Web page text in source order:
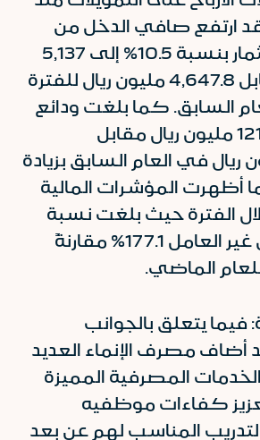
2020، فقد ارتفع صافي الدخل من
التمويل والاستثمار بنسبة 10.5% إلى 5,137
مليون ريال، مقابل 4,647.8 مليون ريال للفترة
السابق. كما بلغت ودائع
العملاء 121,060.6 مليون ريال مقابل
مليون ريال في العام السابق بزيادة
كما أظهرت المؤشرات المالية
الفترة حيث بلغت نسبة
تغطية التمويل غير العامل 177.1% مقارنةً
فيما يتعلق بالجوانب
أضاف مصرف الإنماء العديد
المصرفية المميزة
كفاءات موظفيه
المناسب لهم عن بعد